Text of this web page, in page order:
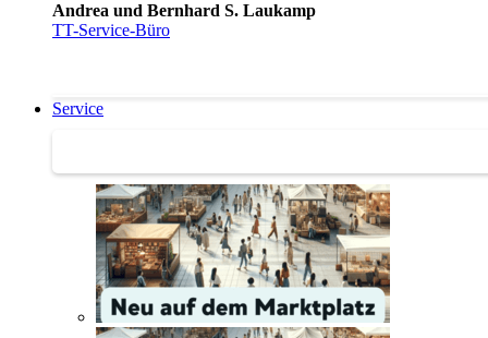
Andrea und Bernhard S. Laukamp
TT-Service-Büro
Service